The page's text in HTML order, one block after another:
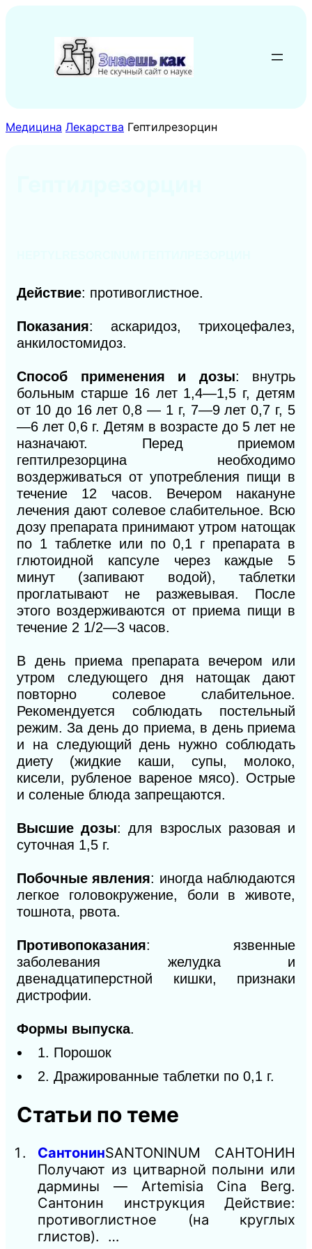
содержимому
Медицина Лекарства Гептилрезорцин
Действие: противоглистное.
Показания: аскаридоз, трихоцефалез,
анкилостомидоз.
Способ применения и дозы: внутрь
больным старше 16 лет 1,4—1,5 г, детям
от 10 до 16 лет 0,8 — 1 г, 7—9 лет 0,7 г, 5
—6 лет 0,6 г. Детям в возрасте до 5 лет не
назначают. Перед приемом
гептилрезорцина необходимо
воздерживаться от употребления пищи в
течение 12 часов. Вечером накануне
лечения дают солевое слабительное. Всю
дозу препарата принимают утром натощак
по 1 таблетке или по 0,1 г препарата в
глютоидной капсуле через каждые 5
минут (запивают водой), таблетки
проглатывают не разжевывая. После
этого воздерживаются от приема пищи в
течение 2 1/2—3 часов.
В день приема препарата вечером или
утром следующего дня натощак дают
повторно солевое слабительное.
Рекомендуется соблюдать постельный
режим. За день до приема, в день приема
и на следующий день нужно соблюдать
диету (жидкие каши, супы, молоко,
кисели, рубленое вареное мясо). Острые
и соленые блюда запрещаются.
Высшие дозы: для взрослых разовая и
суточная 1,5 г.
Побочные явления: иногда наблюдаются
легкое головокружение, боли в животе,
тошнота, рвота.
Противопоказания: язвенные
заболевания желудка и
двенадцатиперстной кишки, признаки
дистрофии.
Формы выпуска.
1. Порошок
2. Дражированные таблетки по 0,1 г.
Статьи по теме
СантонинSANTONINUM САНТОНИН
Получают из цитварной полыни или
дармины — Artemisia Cina Berg.
Сантонин инструкция Действие:
противоглистное (на круглых
глистов). …